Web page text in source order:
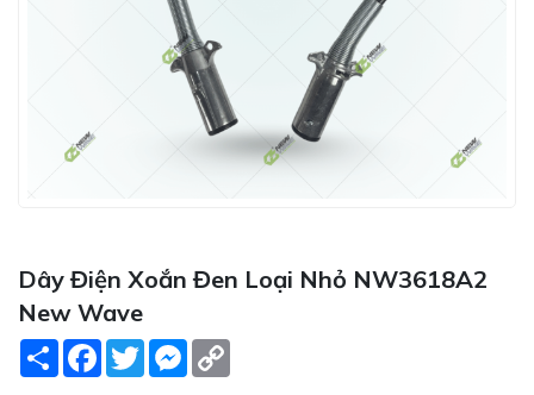
Dây Điện Xoắn Đen Loại Nhỏ NW3618A2
New Wave
Share Facebook
TwitterMessenger